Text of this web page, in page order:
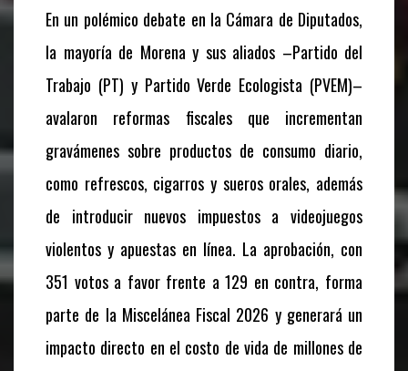
En un polémico debate en la Cámara de Diputados,
la mayoría de Morena y sus aliados –Partido del
Trabajo (PT) y Partido Verde Ecologista (PVEM)–
avalaron reformas fiscales que incrementan
gravámenes sobre productos de consumo diario,
como refrescos, cigarros y sueros orales, además
de introducir nuevos impuestos a videojuegos
violentos y apuestas en línea. La aprobación, con
351 votos a favor frente a 129 en contra, forma
parte de la Miscelánea Fiscal 2026 y generará un
impacto directo en el costo de vida de millones de